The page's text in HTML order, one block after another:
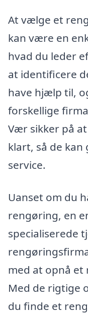
At vælge et
kan være en
hvad du leder
at identificere
have hjælp til,
forskellige
Vær sikker på
klart, så de kan
service.
Uanset om du
rengøring, en
specialiserede
med at opnå et
Med de rigtige
du finde et